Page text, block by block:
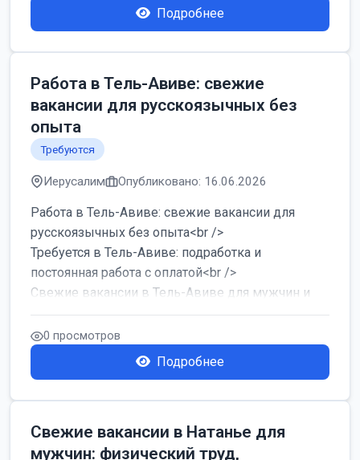
Подробнее
Работа в Тель-Авиве: свежие
вакансии для русскоязычных без
опыта
Требуются
Иерусалим Опубликовано: 16.06.2026
Работа в Тель-Авиве: свежие вакансии для
русскоязычных без опыта<br />
Требуется в Тель-Авиве: подработка и
постоянная работа с оплатой<br />
Свежие вакансии в Тель-Авиве для мужчин и
женщин от хозя...
0 просмотров
Подробнее
Свежие вакансии в Натанье для
мужчин: физический труд,